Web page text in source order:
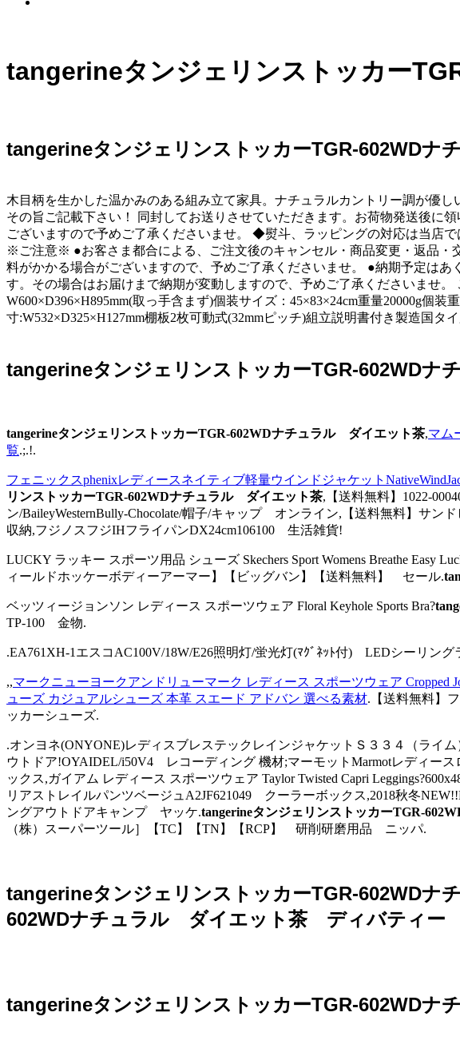
tangerineタンジェリンストッカー
tangerineタンジェリンストッカーTGR-602WD
木目柄を生かした温かみのある組み立て家具。ナチュラルカントリー調が
その旨ご記載下さい！ 同封してお送りさせていただきます。お荷物発送後に
ございますので予めご了承くださいませ。 ◆熨斗、ラッピングの対応は当店で
※ご注意※ ●お客さま都合による、ご注文後のキャンセル・商品変更・返品・
料がかかる場合がございますので、予めご了承くださいませ。 ●納期予定は
す。その場合はお届けまで納期が変動しますので、予めご了承くださいませ
W600×D396×H895mm(取っ手含まず)個装サイズ：45×83×24cm重量20000g個
寸:W532×D325×H127mm棚板2枚可動式(32mmピッチ)組立説明書付き製造国
tangerineタンジェリンストッカーTGR-602WD
tangerineタンジェリンストッカーTGR-602WDナチュラル ダイエット茶,マム
覧.;.!.
フェニックスphenixレディースネイティブ軽量ウインドジャケット
リンストッカーTGR-602WDナチュラル ダイエット茶,【送料無料】1022-
ン/BaileyWesternBully-Chocolate/帽子/キャップ オンライン,【送料無料】サ
収納,フジノスフジIHフライパンDX24cm106100 生活雑貨!
LUCKY ラッキー スポーツ用品 シューズ Skechers Sport Womens Breathe Easy
ィールドホッケーボディーアーマー】【ビッグバン】【送料無料】 セール.
ベッツィージョンソン レディース スポーツウェア Floral Keyhole Sports Bra?
TP-100 金物.
.EA761XH-1エスコAC100V/18W/E26照明灯/蛍光灯(ﾏｸﾞﾈｯﾄ付) LEDシーリング
,,マークニューヨークアンドリューマーク レディース スポーツウェア Cropped
ューズ カジュアルシューズ 本革 スエード アドバン 選べる素材.【送料無料】
ッカーシューズ.
.オンヨネ(ONYONE)レディスブレステックレインジャケットＳ３３４（ライ
ウトドア!OYAIDEL/i50V4 レコーディング 機材;マーモットMarmotレディー
ックス,ガイアム レディース スポーツウェア Taylor Twisted Capri
リアストレイルパンツベージュA2JF621049 クーラーボックス,2018秋冬
ングアウトドアキャンプ ヤッケ.tangerineタンジェリンストッカーTGR-
（株）スーパーツール］【TC】【TN】【RCP】 研削研磨用品 ニッパ.
tangerineタンジェリンストッカーTGR-602WD
602WDナチュラル ダイエット茶 ディバティー
tangerineタンジェリンストッカーTGR-602WD